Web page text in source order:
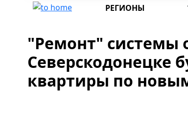
РЕГИОНЫ
"Ремонт" системы
Северскодонецке
квартиры по